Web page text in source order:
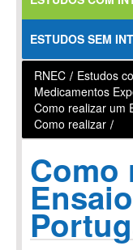
ESTUDOS SEM
RNEC / Estudos
Medicamentos
Como realizar um
Como realizar /
Como